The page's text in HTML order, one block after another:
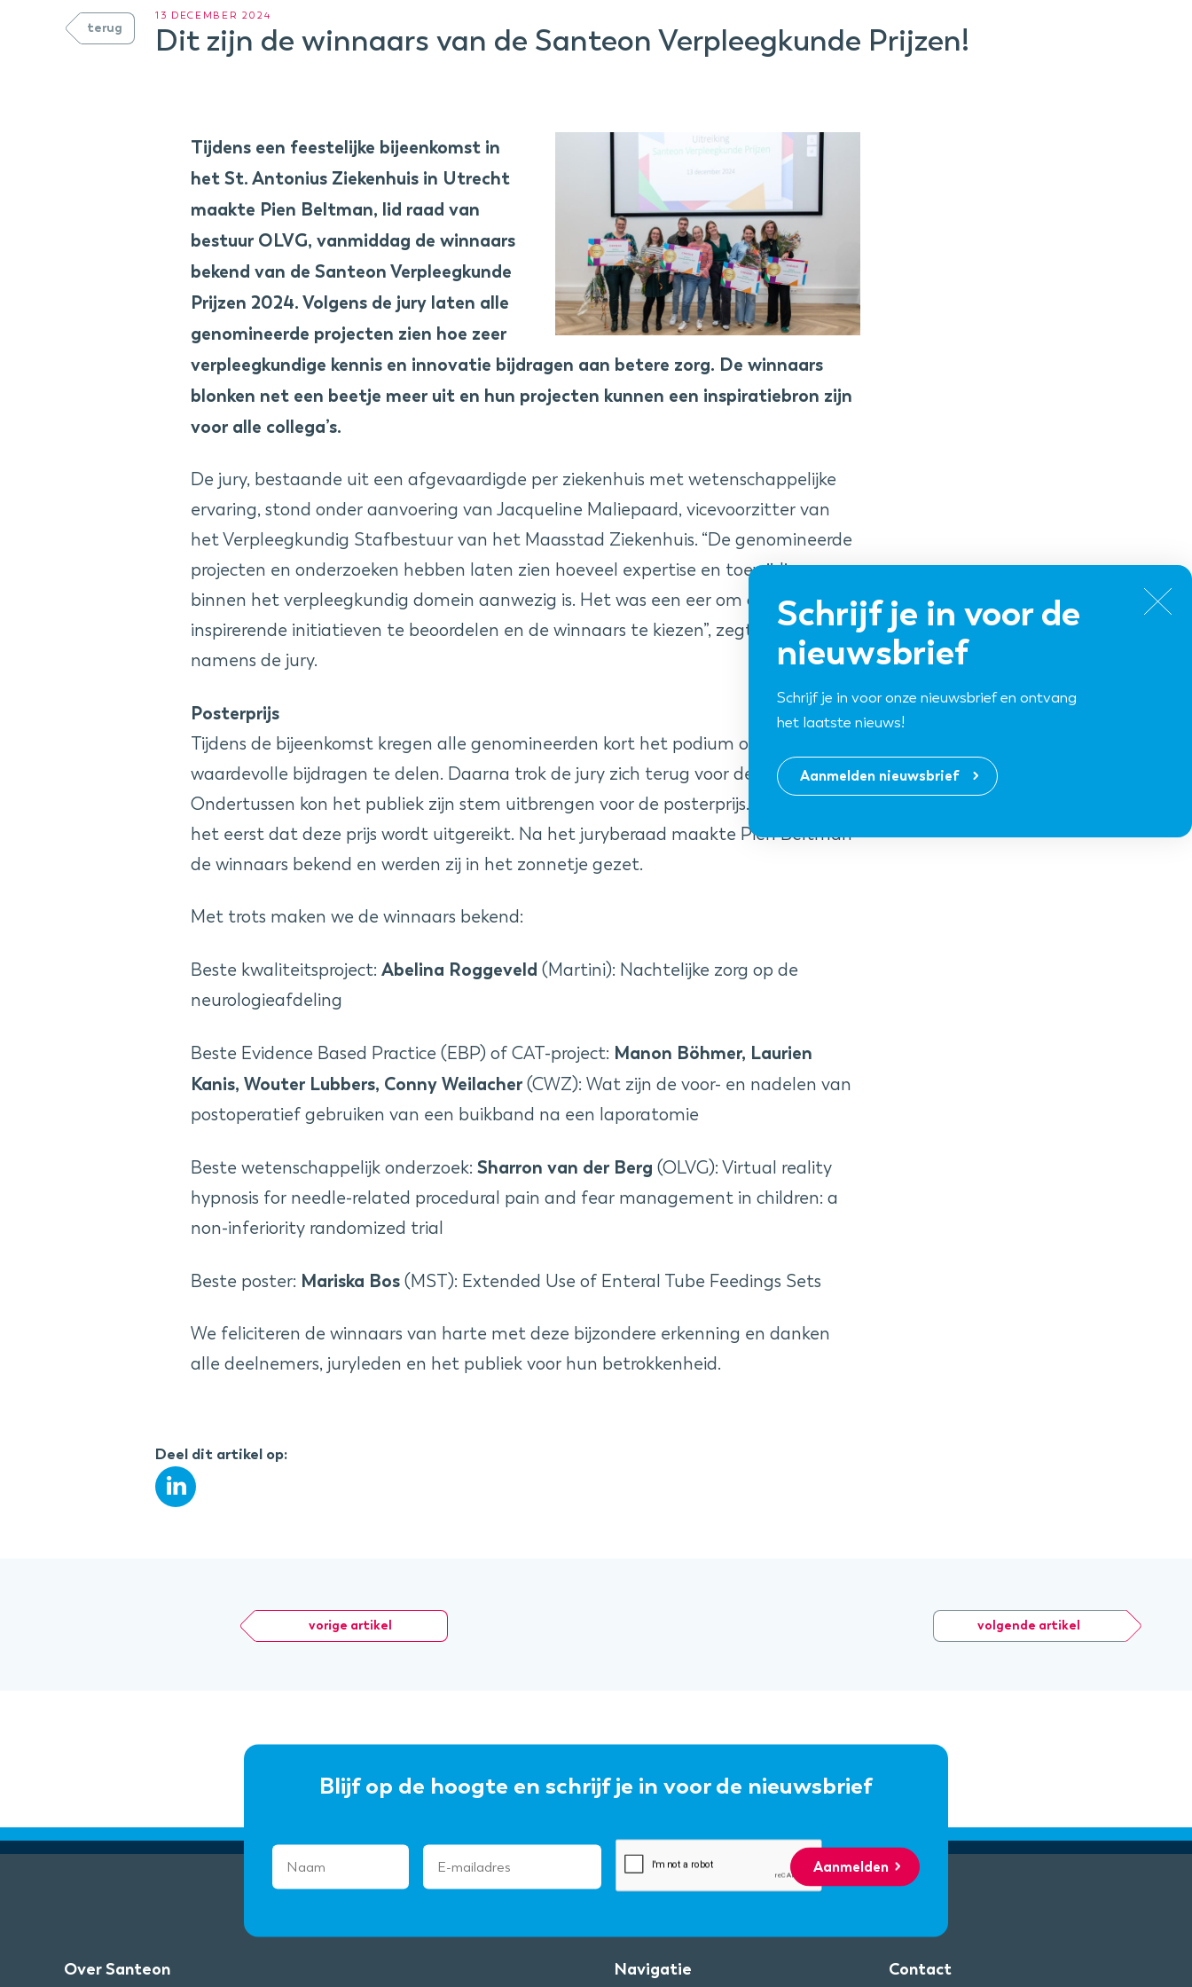
Schrijf je in voor de
nieuwsbrief
Schrijf je in voor onze nieuwsbrief en ontvang
het laatste nieuws!
Aanmelden nieuwsbrief
terug
13 DECEMBER 2024
Dit zijn de winnaars van de Santeon Verpleegkunde Prijzen!
Tijdens een feestelijke bijeenkomst in
het St. Antonius Ziekenhuis in Utrecht
maakte Pien Beltman, lid raad van
bestuur OLVG, vanmiddag de winnaars
bekend van de Santeon Verpleegkunde
Prijzen 2024. Volgens de jury laten alle
genomineerde projecten zien hoe zeer
verpleegkundige kennis en innovatie bijdragen aan betere zorg. De winnaars
blonken net een beetje meer uit en hun projecten kunnen een inspiratiebron zijn
voor alle collega’s.
De jury, bestaande uit een afgevaardigde per ziekenhuis met wetenschappelijke
ervaring, stond onder aanvoering van Jacqueline Maliepaard, vicevoorzitter van
het Verpleegkundig Stafbestuur van het Maasstad Ziekenhuis. “De genomineerde
projecten en onderzoeken hebben laten zien hoeveel expertise en toewijding er
binnen het verpleegkundig domein aanwezig is. Het was een eer om deze
inspirerende initiatieven te beoordelen en de winnaars te kiezen”, zegt Maliepaard
namens de jury.
Posterprijs
Tijdens de bijeenkomst kregen alle genomineerden kort het podium om hun
waardevolle bijdragen te delen. Daarna trok de jury zich terug voor de beoordeling.
Ondertussen kon het publiek zijn stem uitbrengen voor de posterprijs. Het is voor
het eerst dat deze prijs wordt uitgereikt. Na het juryberaad maakte Pien Beltman
de winnaars bekend en werden zij in het zonnetje gezet.
Met trots maken we de winnaars bekend:
Beste kwaliteitsproject:Abelina Roggeveld (Martini): Nachtelijke zorg op de
neurologieafdeling
Beste Evidence Based Practice (EBP) of CAT-project: Manon Böhmer, Laurien
Kanis, Wouter Lubbers, Conny Weilacher (CWZ): Wat zijn de voor- en nadelen van
postoperatief gebruiken van een buikband na een laporatomie
Beste wetenschappelijk onderzoek:Sharron van der Berg (OLVG): Virtual reality
hypnosis for needle-related procedural pain and fear management in children: a
non-inferiority randomized trial
Beste poster: Mariska Bos (MST): Extended Use of Enteral Tube Feedings Sets
We feliciteren de winnaars van harte met deze bijzondere erkenning en danken
alle deelnemers, juryleden en het publiek voor hun betrokkenheid.
Deel dit artikel op:
vorige artikel volgende artikel
Blijf op de hoogte en schrijf je in voor de nieuwsbrief
Aanmelden
Over Santeon Navigatie Contact